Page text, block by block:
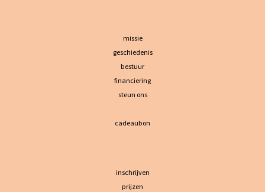
missie
geschiedenis
bestuur
financiering
steun ons
cadeaubon
inschrijven
prijzen